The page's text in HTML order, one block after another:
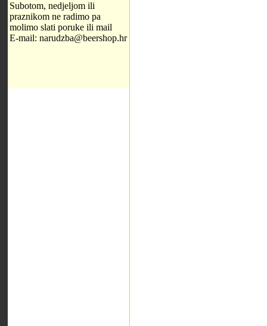
Subotom, nedjeljom ili
praznikom ne radimo pa
molimo slati poruke ili mail
E-mail: narudzba@beershop.hr